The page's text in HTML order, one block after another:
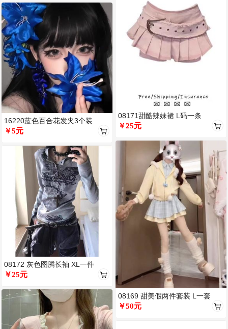
16220蓝色百合花发夹3个装
￥5元
08172 灰色图腾长袖 XL一件
￥25元
08171甜酷辣妹裙 L码一条
￥25元
08169 甜美假两件套装 L一套
￥50元